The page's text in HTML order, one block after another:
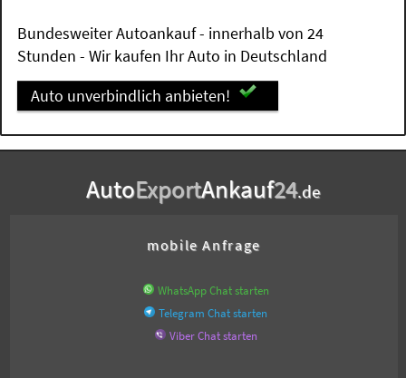
Bundesweiter Autoankauf - innerhalb von 24
Stunden - Wir kaufen Ihr Auto in Deutschland
Auto unverbindlich anbieten!
AutoExportAnkauf24.de
mobile Anfrage
WhatsApp Chat starten
Telegram Chat starten
Viber Chat starten